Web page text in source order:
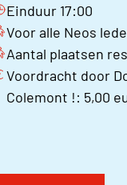
Einduur 17:00
Voor alle Neos
Aantal plaatsen
Voordracht door
Colemont !: 5,00